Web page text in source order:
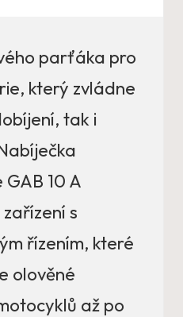
parťáka pro
který zvládne
tak i
10 A
s
řízením, které
olověné
až po